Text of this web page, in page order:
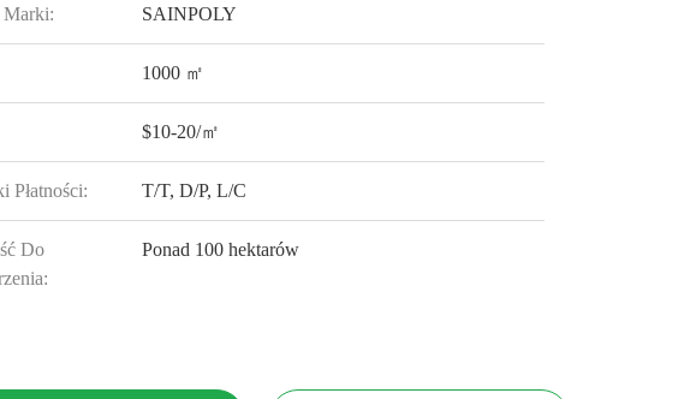
Marki: SAINPOLY
1000 ㎡
$10-20/㎡
Płatności: T/T, D/P, L/C
Do
Ponad 100 hektarów